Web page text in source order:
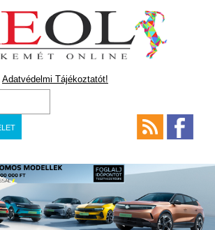
Adatvédelmi Tájékoztatót!